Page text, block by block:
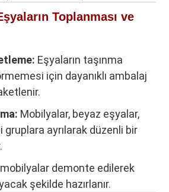
Toplanması ve
Eşyaların taşınma
için dayanıklı ambalaj
Mobilyalar, beyaz eşyalar,
ayrılarak düzenli bir
demonte edilerek
şekilde hazırlanır.